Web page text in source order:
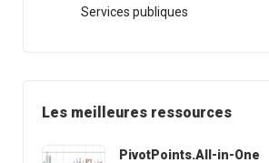
Services publiques
Les meilleures ressources
PivotPoints.All-in-One